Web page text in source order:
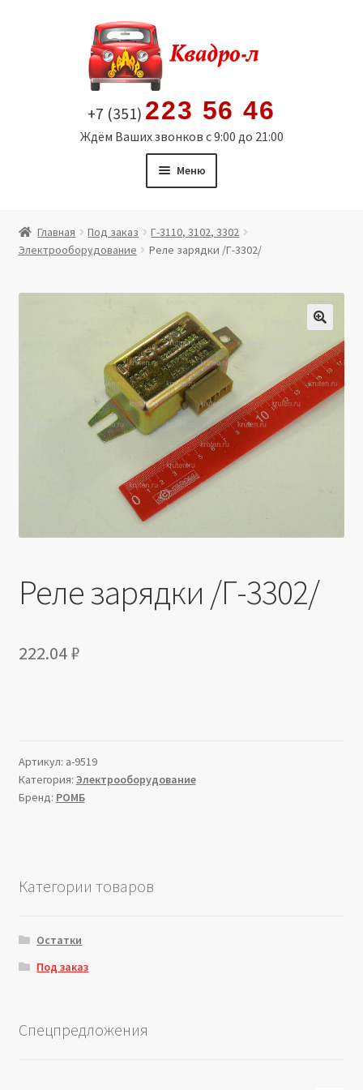
содержимому
+7 (351) 223 56 46
Ждём Ваших звонков с 9:00 до 21:00
Меню
Витрина
Мой аккаунт
Политика в отношении обработки персональных
Производители
Юридические данные
Главная Под заказ
Г-3110, 3102, 3302
Электрооборудование
Реле зарядки /Г-3302/
Реле зарядки /Г-3302/
222.04₽
Артикул: a-9519
Категория: Электрооборудование
Бренд: РОМБ
Категории товаров
Остатки
Под заказ
Спецпредложения